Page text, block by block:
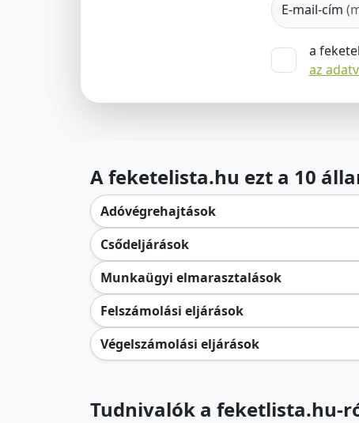
E-mail-cím
a
az
A feketelista.hu ezt a 10
Adóvégrehajtások
Csődeljárások
Munkaügyi elmarasztalások
Felszámolási eljárások
Végelszámolási eljárások
Tudnivalók a feketlista.hu-